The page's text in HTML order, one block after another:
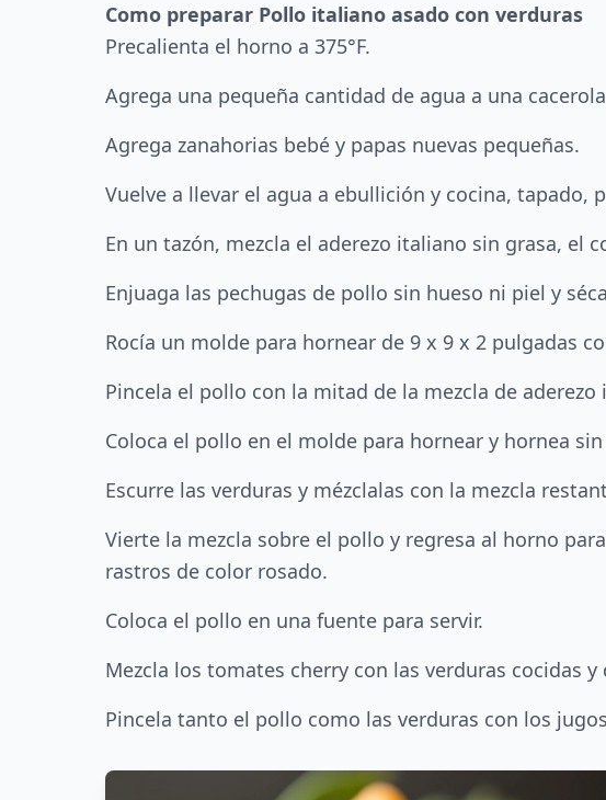
Como preparar Pollo italiano asado con verduras
Precalienta el horno a 375°F.
Agrega una pequeña cantidad de agua a una
Agrega zanahorias bebé y papas nuevas pequeñas.
Vuelve a llevar el agua a ebullición y cocina, tapado,
En un tazón, mezcla el aderezo italiano sin grasa,
Enjuaga las pechugas de pollo sin hueso ni piel y
Rocía un molde para hornear de 9 x 9 x 2 pulgadas
Pincela el pollo con la mitad de la mezcla de aderezo
Coloca el pollo en el molde para hornear y hornea
Escurre las verduras y mézclalas con la mezcla
Vierte la mezcla sobre el pollo y regresa al horno
rastros de color rosado.
Coloca el pollo en una fuente para servir.
Mezcla los tomates cherry con las verduras cocidas
Pincela tanto el pollo como las verduras con los